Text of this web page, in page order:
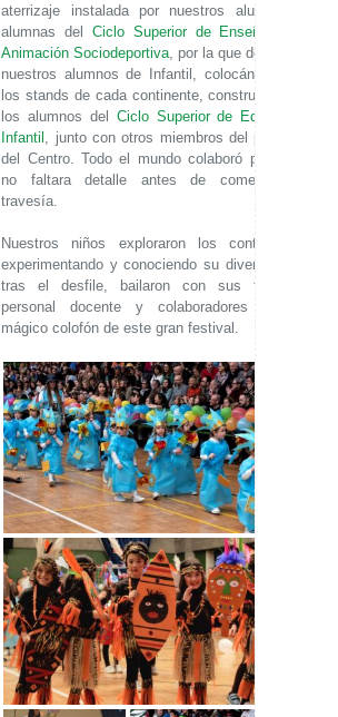
aterrizaje instalada por nuestros alumnos y
alumnas del Ciclo Superior de Enseñanza y
Animación Sociodeportiva , por la que desfilaron
nuestros alumnos de Infantil, colocándose en
los stands de cada continente, construidos por
los alumnos del Ciclo Superior de Educación
Infantil , junto con otros miembros del personal
del Centro. Todo el mundo colaboró para que
no faltara detalle antes de comenzar la
travesía.
Nuestros niños exploraron los continentes,
experimentando y conociendo su diversidad y,
tras el desfile, bailaron con sus familias,
personal docente y colaboradores en un
mágico colofón de este gran festival.